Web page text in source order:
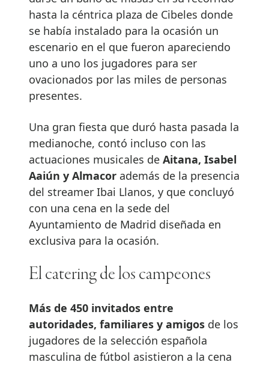
hasta la céntrica plaza de Cibeles donde
se había instalado para la ocasión un
escenario en el que fueron apareciendo
uno a uno los jugadores para ser
ovacionados por las miles de personas
presentes.
Una gran fiesta que duró hasta pasada la
medianoche, contó incluso con las
actuaciones musicales de Aitana, Isabel
Aaiún y Almacor además de la presencia
del streamer Ibai Llanos, y que concluyó
con una cena en la sede del
Ayuntamiento de Madrid diseñada en
exclusiva para la ocasión.
El catering de los campeones
Más de 450 invitados entre
autoridades, familiares y amigos de los
jugadores de la selección española
masculina de fútbol asistieron a la cena